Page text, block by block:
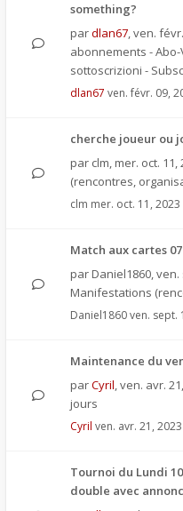
something?
pardlan67,ven.
abonnements -
sottoscrizioni -
dlan67 ven. févr. 09,
cherche joueur ou
par clm, mer. oct. 11,
(rencontres,
clm mer. oct. 11,
Match aux cartes
par Daniel1860,ven.
Manifestations
Daniel1860ven. sept.
Maintenance du
parCyril,ven. avr.
jours
Cyril ven. avr. 21,
Tournoi du Lundi
double avec